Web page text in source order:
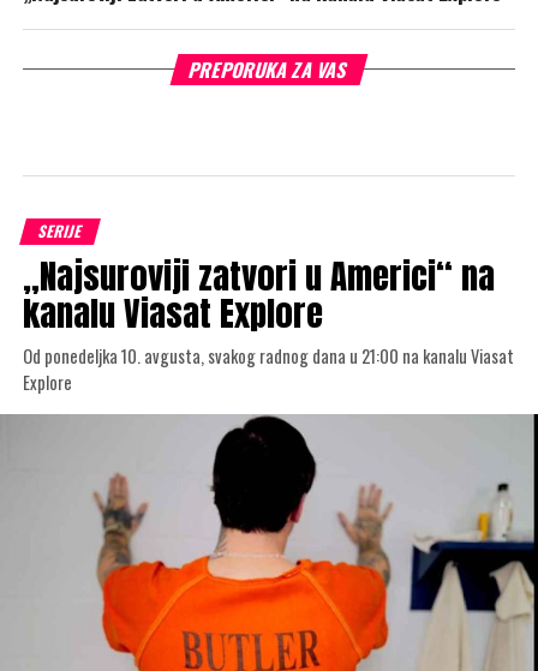
PREPORUKA ZA VAS
SERIJE
„Najsuroviji zatvori u Americi“ na
kanalu Viasat Explore
Od ponedeljka 10. avgusta, svakog radnog dana u 21:00 na kanalu Viasat
Explore